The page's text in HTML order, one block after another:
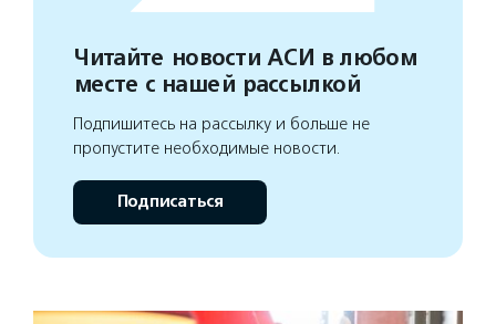
Читайте новости АСИ в любом
месте с нашей рассылкой
Подпишитесь на рассылку и больше не
пропустите необходимые новости.
Подписаться